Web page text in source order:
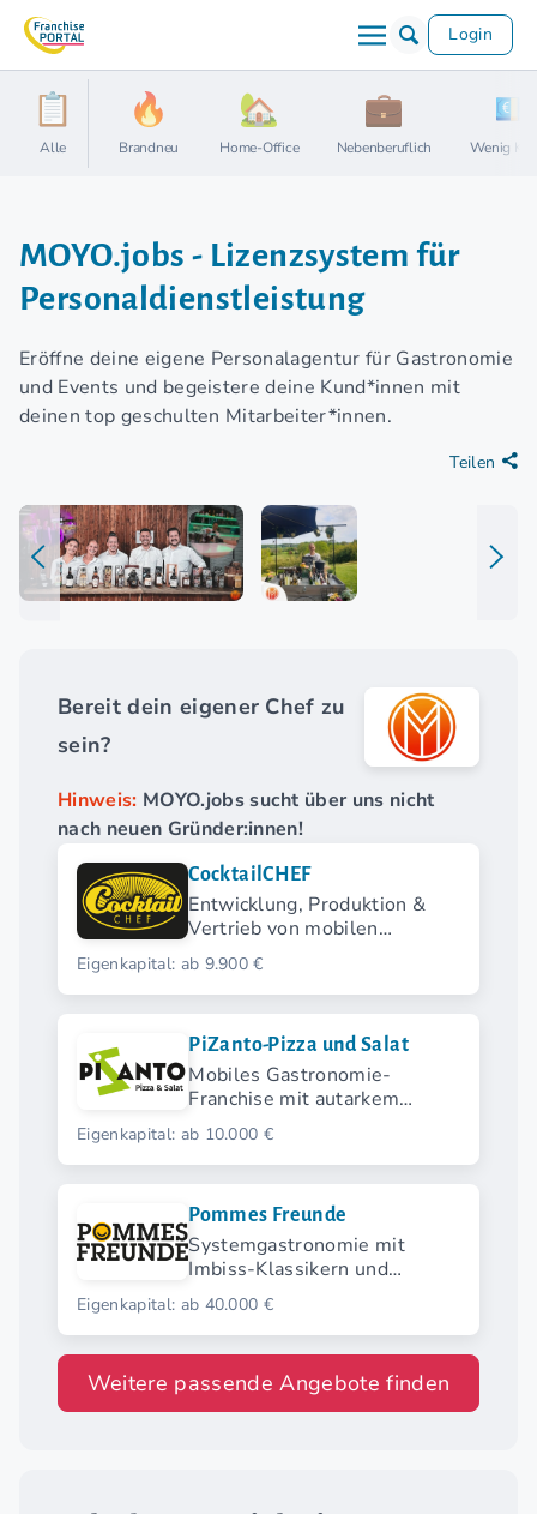
Login
Alle Brandneu Home-Office Nebenberuflich Wenig
MOYO.jobs - Lizenzsystem für
Personaldienstleistung
Eröffne deine eigene Personalagentur für Gastronomie
und Events und begeistere deine Kund*innen mit
deinen top geschulten Mitarbeiter*innen.
Teilen
Bereit dein eigener Chef zu
sein?
Hinweis: MOYO.jobs sucht über uns nicht
nach neuen Gründer:innen!
CocktailCHEF
Entwicklung, Produktion &
Vertrieb von mobilen
CocktailCHEF-Anlagen und
CocktailCHEF Taxi
Eigenkapital: ab 9.900 €
PiZanto-Pizza und Salat
Mobiles Gastronomie-
Franchise mit autarkem
Verkaufsanhänger für Pizza
und Salat
Eigenkapital: ab 10.000 €
Pommes Freunde
Systemgastronomie mit
Imbiss-Klassikern und
modernen Streetfood-
Highlights.
Eigenkapital: ab 40.000 €
Weitere passende Angebote finden